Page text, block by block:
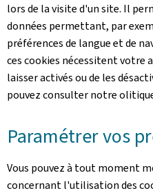
lors de la visite d'un site. Il
données permettant, par
préférences de langue et de
ces cookies nécessitent votre
laisser activés ou de les
pouvez consulter notre
Paramétrer vos
Vous pouvez à tout moment
concernant l'utilisation des